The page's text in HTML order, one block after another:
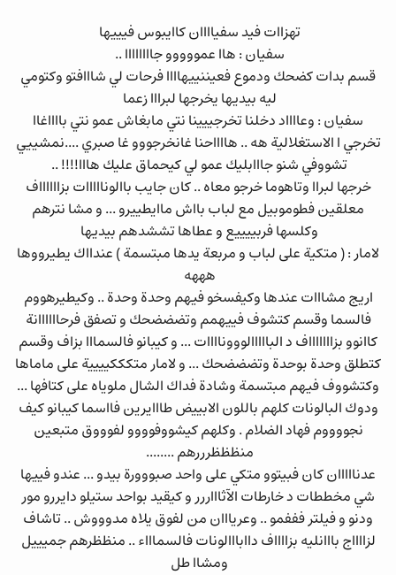
تهزاات فيد سفياااان كاايبوس فيييها
سفيان : هاا عمووووو جاااااااا ..
قسم بدات كضحك ودموع فعيننييهاااا فرحات لي شااافتو وكتومي
ليه بيديها يخرجها لبرااا زعما
سفيان : وعااااد دخلنا تخرجييينا نتي مابغاش عمو نتي بااااغاا
تخرجي ا الاستغلالية هه .. هااااحنا غانخرجووو غا صبري ....نمشييي
تشووفي شنو جااابليك عمو لي كيحماق عليك هااا!!!! ..
خرجها لبراا وتاهوما خرجو معاه .. كان جايب باالونااااات بزااااااف
معلقين فطوموبيل مع لباب بااش ماايطييرو ... و مشا نترهم
وكلسها فربييييع و عطاها تششدهم بيديها
لامار : ( متكية على لباب و مربعة يدها مبتسمة ) عندااك يطيرووها
هههه
اريج مشااات عندها وكيفسخو فيهم وحدة وحدة .. وكيطيرهووم
فالسما وقسم كتشوف فييهمم وتضضضحك و تصفق فرحاااااانة
كاانوو بزاااااااف د البااااالوووناااات ... و كيبانو فالسمااا بزاف وقسم
كتطلق وحدة بوحدة وتضضضحك ... و لامار متكككيييية على ماماها
وكتشووف فيهم مبتسمة وشادة فداك الشال ملوياه على كتافها ...
ودوك البالونات كلهم باللون الابييض طااايرين فااسما كيبانو كيف
نجووووم فهاد الضلام . وكلهم كيشووفوووو لفوووق متبعين
منظظظرررهم ........
عدنااااان كان فبيتوو متكي على واحد صبووورة بيدو ... عندو فييها
شي مخططات د خارطات الآثاااررر و كيقيد بواحد ستيلو دايررو مور
ودنو و فيلتر فففمو .. وعريااان من لفوق يلاه مدوووش .. تاشاف
لزااااج بااانليه بزااااف داابااالونات فالسماااء .. منظظرهم جميييل
ومشاا طل